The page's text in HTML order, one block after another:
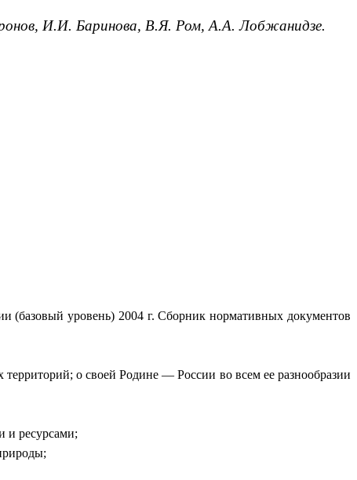
И.И. Баринова, В.Я. Ром, А.А. Лобжанидзе.
(базовый уровень) 2004 г. Сборник нормативных документов
о своей Родине — России во всем ее разнообразии
и ресурсами;